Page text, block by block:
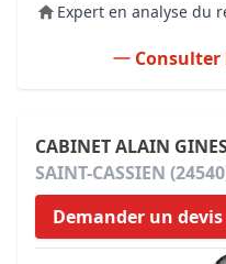
Expert en analyse du
Consulter
CABINET ALAIN
SAINT-CASSIEN
Demander un devis